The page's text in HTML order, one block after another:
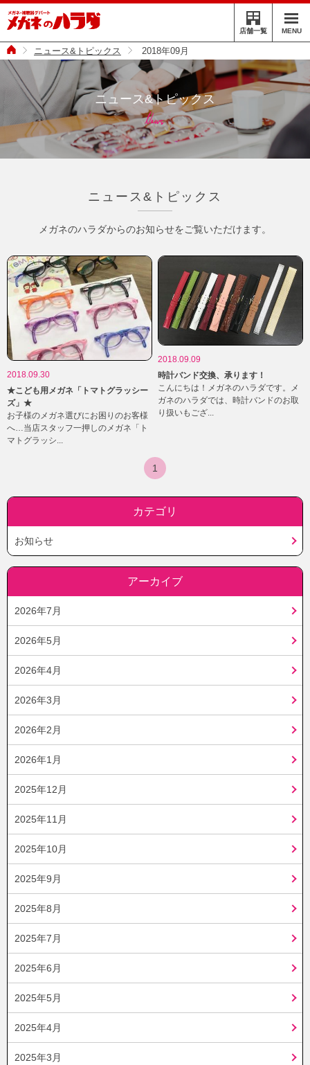
MENU
店舗一覧
ニュース&トピックス 2018年09月
ニュース&トピックス
News
ニュース&トピックス
メガネのハラダからのお知らせをご覧いただけます。
2018.09.30
★こども用メガネ「トマトグラッシー
ズ」★
お子様のメガネ選びにお困りのお客様
へ…当店スタッフ一押しのメガネ「ト
マトグラッシ...
2018.09.09
時計バンド交換、承ります！
こんにちは！メガネのハラダです。メ
ガネのハラダでは、時計バンドのお取
り扱いもござ...
1
カテゴリ
お知らせ
アーカイブ
2026年7月
2026年5月
2026年4月
2026年3月
2026年2月
2026年1月
2025年12月
2025年11月
2025年10月
2025年9月
2025年8月
2025年7月
2025年6月
2025年5月
2025年4月
2025年3月